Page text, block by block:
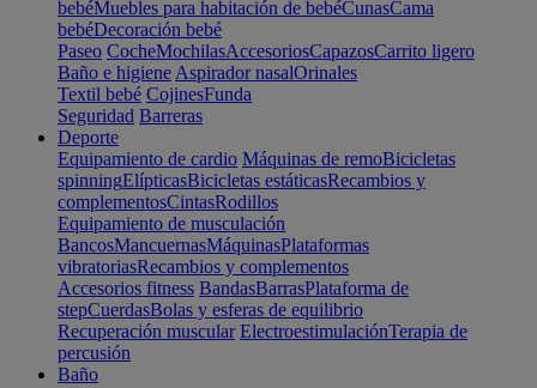
bebéMuebles para habitación de bebéCunasCama
bebéDecoración bebé
Paseo CocheMochilasAccesoriosCapazosCarrito ligero
Baño e higiene Aspirador nasalOrinales
Textil bebé CojinesFunda
Seguridad Barreras
Deporte
Equipamiento de cardio Máquinas de remoBicicletas
spinningElípticasBicicletas estáticasRecambios y
complementosCintasRodillos
Equipamiento de musculación
BancosMancuernasMáquinasPlataformas
vibratoriasRecambios y complementos
Accesorios fitness BandasBarrasPlataforma de
stepCuerdasBolas y esferas de equilibrio
Recuperación muscular ElectroestimulaciónTerapia de
percusión
Baño